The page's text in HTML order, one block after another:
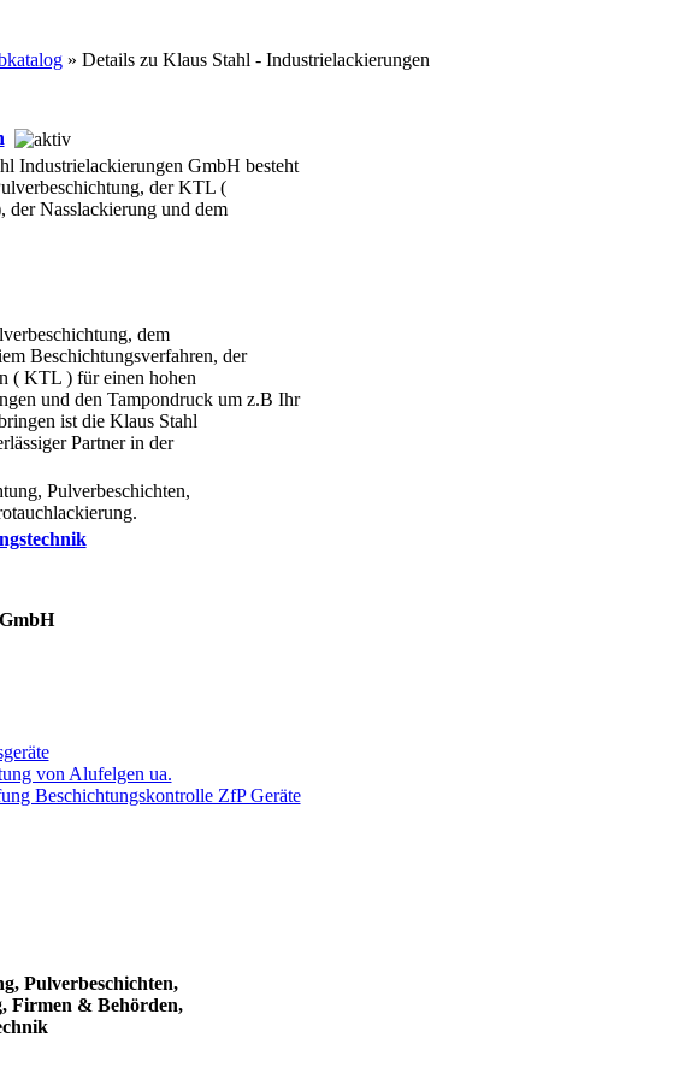
» Details zu Klaus Stahl - Industrielackierungen
Industrielackierungen GmbH besteht
der KTL (
Nasslackierung und dem
dem
Beschichtungsverfahren, der
( KTL ) für einen hohen
und den Tampondruck um z.B Ihr
ist die Klaus Stahl
Partner in der
Pulverbeschichten,
von Alufelgen ua.
Beschichtungskontrolle ZfP Geräte
Pulverbeschichten,
Firmen & Behörden,